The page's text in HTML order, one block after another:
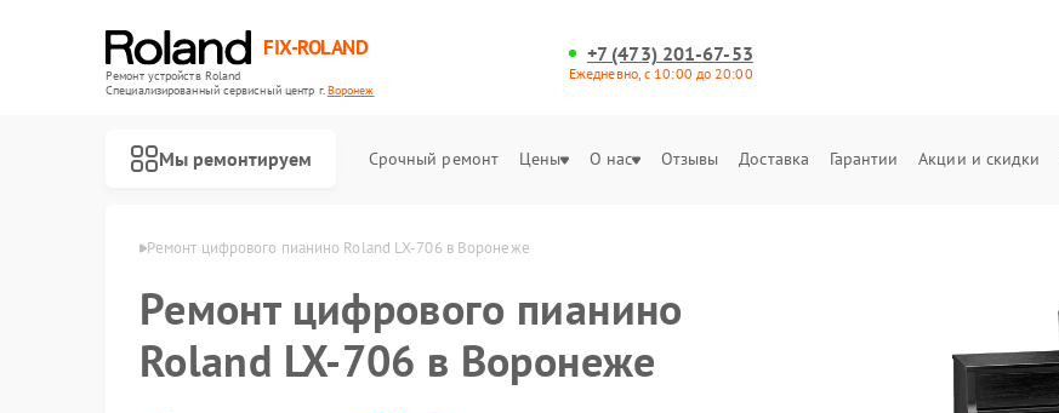
FIX-ROLAND
Ремонт устройств Roland
Специализированный cервисный центр г.Воронеж
+7 (473) 201-67-53
Ежедневно, с 10:00 до 20:00
Мы ремонтируем Срочный ремонт Цены О нас Отзывы Доставка Гарантии Акции и скидки
Ремонт цифрового пианино Roland LX-706 в Воронеже
Ремонт цифрового пианино
Roland LX-706 в Воронеже